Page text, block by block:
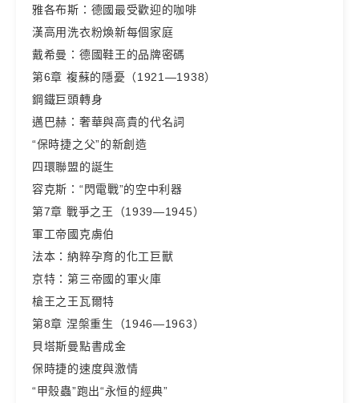
雅各布斯：德國最受歡迎的咖啡
漢高用洗衣粉煥新每個家庭
戴希曼：德國鞋王的品牌密碼
第6章 複蘇的隱憂（1921—1938）
鋼鐵巨頭轉身
邁巴赫：奢華與高貴的代名詞
“保時捷之父”的新創造
四環聯盟的誕生
容克斯：“閃電戰”的空中利器
第7章 戰爭之王（1939—1945）
軍工帝國克虜伯
法本：納粹孕育的化工巨獸
京特：第三帝國的軍火庫
槍王之王瓦爾特
第8章 涅槃重生（1946—1963）
貝塔斯曼點書成金
保時捷的速度與激情
“甲殼蟲”跑出“永恒的經典”